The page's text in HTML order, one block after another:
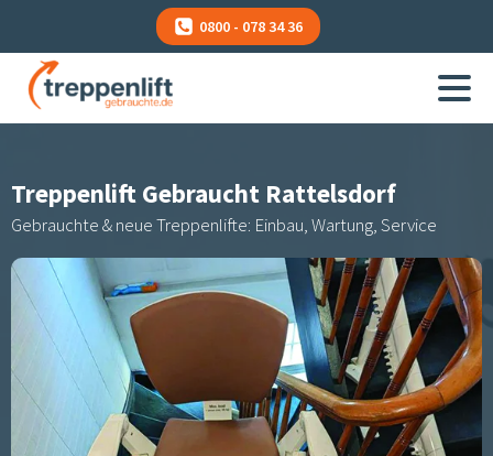
0800 - 078 34 36
Treppenlift Gebraucht Rattelsdorf
Gebrauchte & neue Treppenlifte: Einbau, Wartung, Service